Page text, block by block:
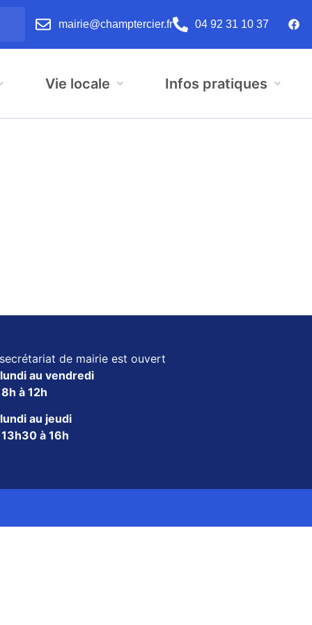
mairie@champtercier.fr 04 92 31 10 37
Vie locale Infos pratiques
de mairie est ouvert
au vendredi
8h à 12h
au jeudi
13h30 à 16h